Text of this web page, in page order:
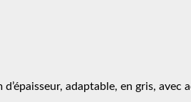
adaptable, en gris, avec